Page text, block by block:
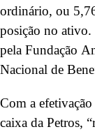
ordinário, ou
posição no ativo.
pela Fundação
Nacional de
Com a
caixa da Petros,